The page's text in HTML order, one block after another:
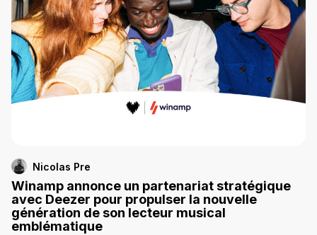
Nicolas Pre
Winamp annonce un partenariat stratégique
avec Deezer pour propulser la nouvelle
génération de son lecteur musical
emblématique